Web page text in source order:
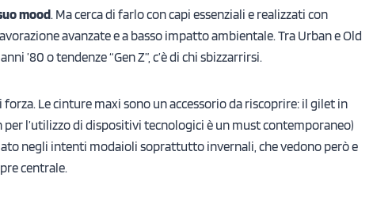
mood. Ma cerca di farlo con capi essenziali e realizzati con
avanzate e a basso impatto ambientale. Tra Urban e Old
’80 o tendenze “Gen Z”, c’è di chi sbizzarrirsi.
Le cinture maxi sono un accessorio da riscoprire: il gilet in
per l’utilizzo di dispositivi tecnologici è un must contemporaneo)
negli intenti modaioli soprattutto invernali, che vedono però e
centrale.